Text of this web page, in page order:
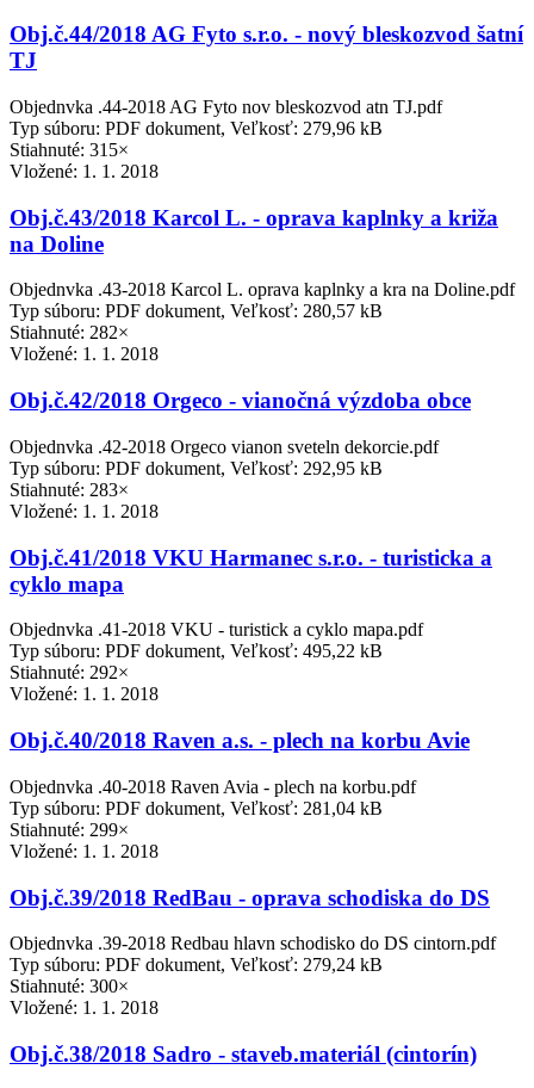
Obj.č.44/2018 AG Fyto s.r.o. - nový bleskozvod šatní
TJ
Objednvka .44-2018 AG Fyto nov bleskozvod atn TJ.pdf
Typ súboru: PDF dokument, Veľkosť: 279,96 kB
Stiahnuté: 315×
Vložené: 1. 1. 2018
Obj.č.43/2018 Karcol L. - oprava kaplnky a križa
na Doline
Objednvka .43-2018 Karcol L. oprava kaplnky a kra na Doline.pdf
Typ súboru: PDF dokument, Veľkosť: 280,57 kB
Stiahnuté: 282×
Vložené: 1. 1. 2018
Obj.č.42/2018 Orgeco - vianočná výzdoba obce
Objednvka .42-2018 Orgeco vianon sveteln dekorcie.pdf
Typ súboru: PDF dokument, Veľkosť: 292,95 kB
Stiahnuté: 283×
Vložené: 1. 1. 2018
Obj.č.41/2018 VKU Harmanec s.r.o. - turisticka a
cyklo mapa
Objednvka .41-2018 VKU - turistick a cyklo mapa.pdf
Typ súboru: PDF dokument, Veľkosť: 495,22 kB
Stiahnuté: 292×
Vložené: 1. 1. 2018
Obj.č.40/2018 Raven a.s. - plech na korbu Avie
Objednvka .40-2018 Raven Avia - plech na korbu.pdf
Typ súboru: PDF dokument, Veľkosť: 281,04 kB
Stiahnuté: 299×
Vložené: 1. 1. 2018
Obj.č.39/2018 RedBau - oprava schodiska do DS
Objednvka .39-2018 Redbau hlavn schodisko do DS cintorn.pdf
Typ súboru: PDF dokument, Veľkosť: 279,24 kB
Stiahnuté: 300×
Vložené: 1. 1. 2018
Obj.č.38/2018 Sadro - staveb.materiál (cintorín)